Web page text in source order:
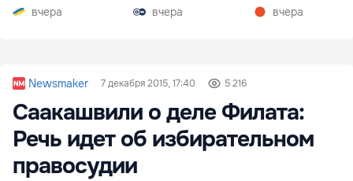
вчера
вчера
вчера
Newsmaker 7 декабря 2015, 17:40 5 216
Саакашвили о деле Филата:
Речь идет об избирательном
правосудии